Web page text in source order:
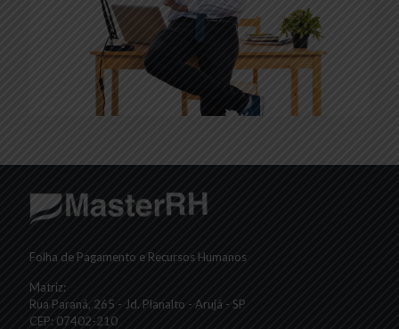
Folha de Pagamento e Recursos Humanos
Matriz:
Rua Paraná, 265 - Jd. Planalto - Arujá - SP
CEP: 07402-210